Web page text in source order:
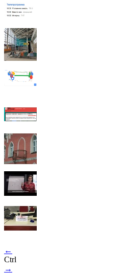
←
Ctrl
→